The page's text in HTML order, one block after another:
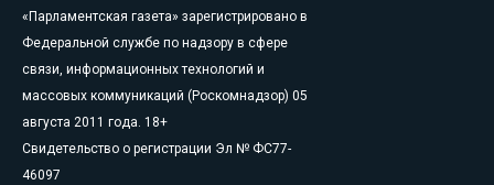
«Парламентская газета» зарегистрировано в
Федеральной службе по надзору в сфере
связи, информационных технологий и
массовых коммуникаций (Роскомнадзор) 05
августа 2011 года. 18+
Свидетельство о регистрации Эл № ФС77-
46097